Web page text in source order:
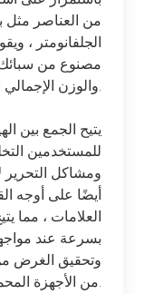
من العناصر مثل
الجلفانومتر ،
مصنوع من سبائك
والوزن الإجمالي 10 كجم فقط.
يتيح الجمع بين
للمستخدمين
ومشاكل التحرير
أيضًا على أوجه
العلامات ، مما
بسرعة عند
وتحقيق الغرض
من الأجهزة المحمولة والمكتبية.